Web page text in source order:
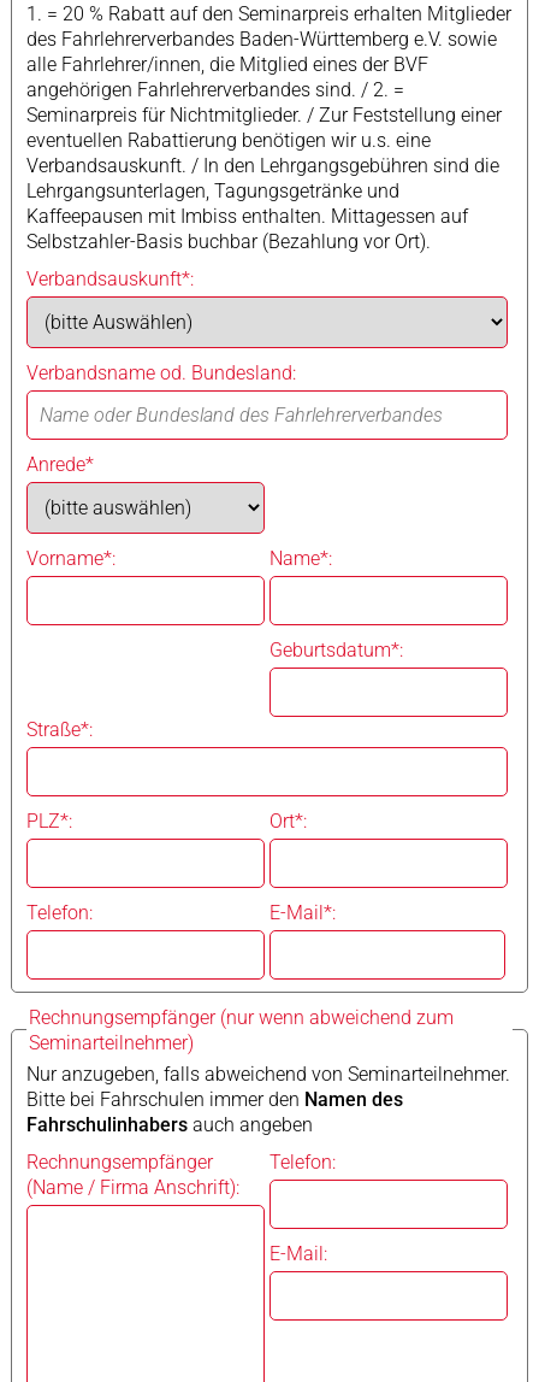
1. = 20 % Rabatt auf den Seminarpreis erhalten Mitglieder
des Fahrlehrerverbandes Baden-Württemberg e.V. sowie
alle Fahrlehrer/innen, die Mitglied eines der BVF
angehörigen Fahrlehrerverbandes sind. / 2. =
Seminarpreis für Nichtmitglieder. / Zur Feststellung einer
eventuellen Rabattierung benötigen wir u.s. eine
Verbandsauskunft. / In den Lehrgangsgebühren sind die
Lehrgangsunterlagen, Tagungsgetränke und
Kaffeepausen mit Imbiss enthalten. Mittagessen auf
Selbstzahler-Basis buchbar (Bezahlung vor Ort).
Verbandsauskunft*:
Verbandsname od. Bundesland:
Anrede*
Vorname*: Name*:
Geburtsdatum*:
Straße*:
PLZ*: Ort*:
Telefon: E-Mail*:
Rechnungsempfänger (nur wenn abweichend zum
Seminarteilnehmer)
Nur anzugeben, falls abweichend von Seminarteilnehmer.
Bitte bei Fahrschulen immer den Namen des
Fahrschulinhabersauch angeben
Rechnungsempfänger
(Name / Firma Anschrift):
Telefon:
E-Mail: